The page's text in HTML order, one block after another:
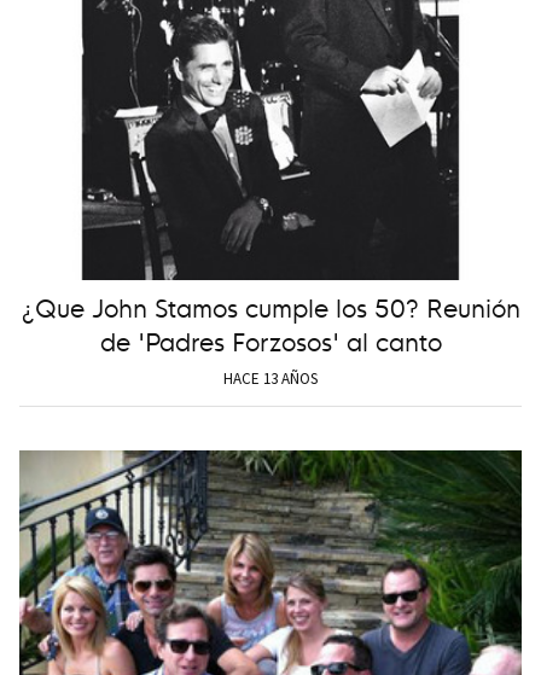
¿Que John Stamos cumple los 50? Reunión
de 'Padres Forzosos' al canto
HACE 13 AÑOS